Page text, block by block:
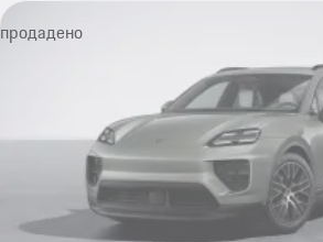
продадено